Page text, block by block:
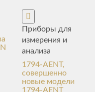
Приборы для
измерения и
анализа
1794-AENT,
совершенно
новые модели
1794-AENT